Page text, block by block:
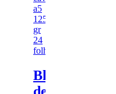
Bloco
de